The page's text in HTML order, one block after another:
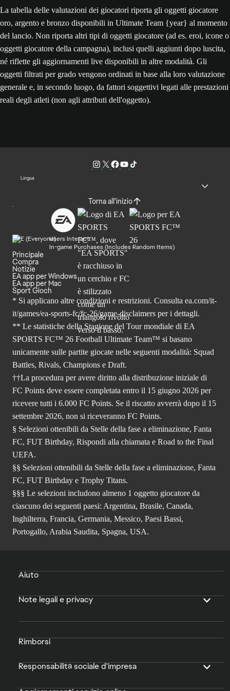
La tabella delle valutazioni dei giocatori riporta gli oggetti giocatore
oro, argento e bronzo disponibili in Ultimate Team {year} al momento
del lancio. Non riporta altri tipi di oggetti giocatore (ad es. eroi, icone o
oggetti giocatore della campagna), inclusi quelli aggiunti dopo luscita,
né riflette gli aggiornamenti live disponibili in altre modalità. Gli
oggetti filtrati per grado vengono ordinati in base alla loro valutazione
generale e, in secondo luogo, da fattori soggettivi legati alle prestazioni
reali degli atleti (non agli attributi dell'oggetto).
Lingua
Torna all'inizio
Users Interact
In-game Purchases (Includes Random Items)
Principale
Compra
Notizie
EA app per Windows
EA app per Mac
Sport Gioch
* Si applicano altre condizioni e restrizioni. Consulta ea.com/it-
it/games/ea-sports-fc/fc-26/game-disclaimers per i dettagli.
** Le statistiche della Stagione del Tour mondiale di EA
SPORTS FC™ 26 Football Ultimate Team™ si basano
unicamente sulle partite giocate nelle seguenti modalità: Squad
Battles, Rivals, Champions e Draft.
††La procedura per avere diritto alla distribuzione iniziale di
FC Points deve essere completata entro il 15 giugno 2026 per
ricevere tutti i 6.000 FC Points. Se il riscatto avverrà dopo il 15
settembre 2026, non si riceveranno FC Points.
§ Selezioni ottenibili da Stelle della fase a eliminazione, Fanta
FC, FUT Birthday, Rispondi alla chiamata e Road to the Final
UEFA.
§§ Selezioni ottenibili da Stelle della fase a eliminazione, Fanta
FC, FUT Birthday e Trophy Titans.
§§§ Le selezioni includono almeno 1 oggetto giocatore da
ciascuno dei seguenti paesi: Argentina, Brasile, Canada,
Inghilterra, Francia, Germania, Messico, Paesi Bassi,
Portogallo, Arabia Saudita, Spagna, USA.
Aiuto
Note legali e privacy
Rimborsi
Responsabilità sociale d'impresa